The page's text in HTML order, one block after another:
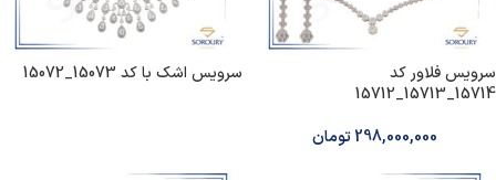
سرویس فلاور کد
15714_15713_15712
298,000,000تومان
سرویس اشک با کد 15073_15072